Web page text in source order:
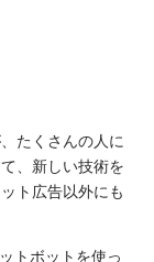
たくさんの人に
、新しい技術を
ト広告以外にも
トボットを使っ